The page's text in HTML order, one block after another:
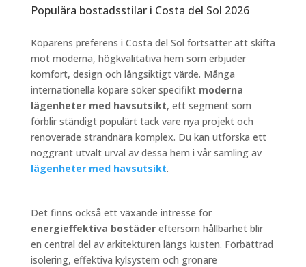
Populära bostadsstilar i Costa del Sol 2026
Köparens preferens i Costa del Sol fortsätter att skifta
mot moderna, högkvalitativa hem som erbjuder
komfort, design och långsiktigt värde. Många
internationella köpare söker specifikt moderna
lägenheter med havsutsikt, ett segment som
förblir ständigt populärt tack vare nya projekt och
renoverade strandnära komplex. Du kan utforska ett
noggrant utvalt urval av dessa hem i vår samling av
lägenheter med havsutsikt.
Det finns också ett växande intresse för
energieffektiva bostädereftersom hållbarhet blir
en central del av arkitekturen längs kusten. Förbättrad
isolering, effektiva kylsystem och grönare